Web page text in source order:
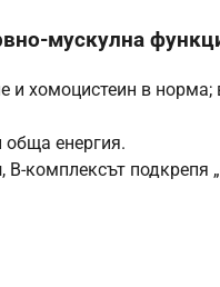
мускулна
и хомоцистеин в норма;
обща енергия.
, B-комплексът подкрепя